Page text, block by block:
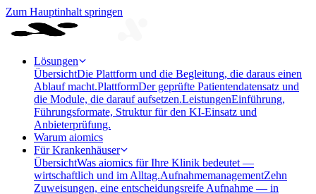
Zum Hauptinhalt springen
Lösungen
ÜbersichtDie Plattform und die Begleitung, die daraus einen
Ablauf macht.PlattformDer geprüfte Patientendatensatz und
die Module, die darauf aufsetzen.LeistungenEinführung,
Führungsformate, Struktur für den KI-Einsatz und
Anbieterprüfung.
Warum aiomics
Für Krankenhäuser
ÜbersichtWas aiomics für Ihre Klinik bedeutet —
wirtschaftlich und im Alltag.AufnahmemanagementZehn
Zuweisungen, eine entscheidungsreife Aufnahme — in